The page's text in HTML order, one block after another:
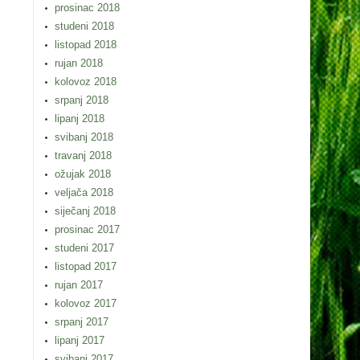
prosinac 2018
studeni 2018
listopad 2018
rujan 2018
kolovoz 2018
srpanj 2018
lipanj 2018
svibanj 2018
travanj 2018
ožujak 2018
veljača 2018
siječanj 2018
prosinac 2017
studeni 2017
listopad 2017
rujan 2017
kolovoz 2017
srpanj 2017
lipanj 2017